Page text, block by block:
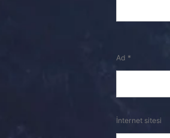
Ad *
İnternet sitesi